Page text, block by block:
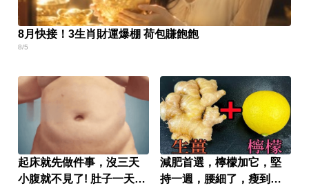
8月快接！3生肖財運爆棚 荷包賺飽飽
8/5
起床就先做件事，沒三天
小腹就不見了! 肚子一天天
減肥首選，檸檬加它，堅
持一週，腰細了，瘦到你